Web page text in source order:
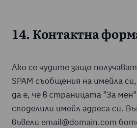
14. Контактна
Ако се чудите защо
SPAM съобщения на имейла
да е, че в страницата "За
споделили имейл адреса си.
въвели email@domain.com